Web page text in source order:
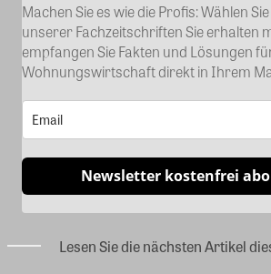
Machen Sie es wie die Profis: Wählen
unserer Fachzeitschriften Sie erhalten
empfangen Sie Fakten und Lösungen
Wohnungswirtschaft direkt in Ihrem
Newsletter kostenfrei
Lesen Sie die nächsten Artikel